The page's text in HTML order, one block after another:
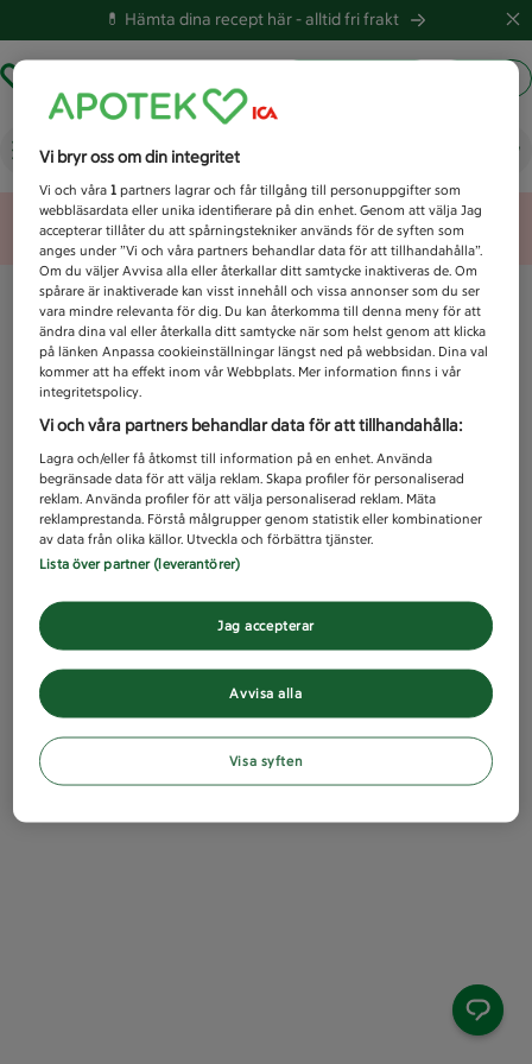
💊 Hämta dina recept här -alltid fri frakt
Vad letar du efter idag?
Unknown error
Vi bryr oss om din integritet
Vi och våra1 partners lagrar och får tillgång till personuppgifter som
webbläsardata eller unika identifierare på din enhet. Genom att välja Jag
accepterar tillåter du att spårningstekniker används för de syften som
anges under ”Vi och våra partners behandlar data för att tillhandahålla”.
Om du väljer Avvisa alla eller återkallar ditt samtycke inaktiveras de. Om
spårare är inaktiverade kan visst innehåll och vissa annonser som du ser
vara mindre relevanta för dig. Du kan återkomma till denna meny för att
ändra dina val eller återkalla ditt samtycke när som helst genom att klicka
på länken Anpassa cookieinställningar längst ned på webbsidan. Dina val
kommer att ha effekt inom vår Webbplats. Mer information finns i vår
integritetspolicy.
Vi och våra partners behandlar data för att tillhandahålla:
Lagra och/eller få åtkomst till information på en enhet. Använda
begränsade data för att välja reklam. Skapa profiler för personaliserad
reklam. Använda profiler för att välja personaliserad reklam. Mäta
reklamprestanda. Förstå målgrupper genom statistik eller kombinationer
av data från olika källor. Utveckla och förbättra tjänster.
Lista över partner (leverantörer)
Avvisa alla
Jag accepterar
Visa syften